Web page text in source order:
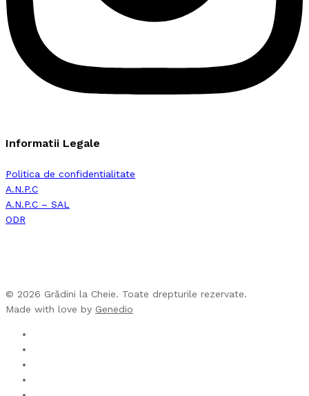
Informatii Legale
Politica de confidentialitate
A.N.P.C
A.N.P.C – SAL
ODR
© 2026 Grădini la Cheie. Toate drepturile rezervate.
Made with love by Genedio